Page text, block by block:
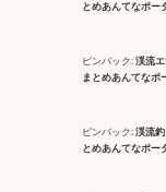
とめあんてなポー
ピンバック: 渓流
まとめあんてなポ
ピンバック: 渓流
とめあんてなポー